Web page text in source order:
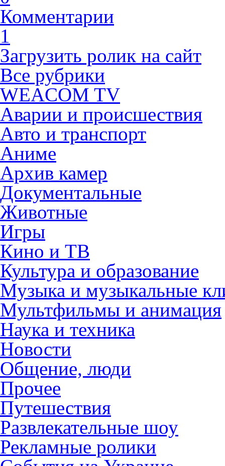
Комментарии
1
Загрузить ролик на сайт
Все рубрики
WEACOM TV
Аварии и происшествия
Авто и транспорт
Аниме
Архив камер
Документальные
Животные
Игры
Кино и ТВ
Культура и образование
Музыка и музыкальные
Мультфильмы и анимация
Наука и техника
Новости
Общение, люди
Прочее
Путешествия
Развлекательные шоу
Рекламные ролики